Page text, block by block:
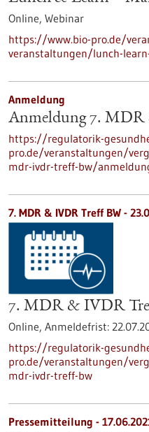
Online, Webinar
https://www.bio-pro.de/
veranstaltungen/lunch-
Anmeldung
Anmeldung 7.
https://regulatorik-
pro.de/veranstaltungen/
mdr-ivdr-treff-bw/
7. MDR & IVDR Treff BW -
7. MDR & IVDR
Online, Anmeldefrist:
https://regulatorik-
pro.de/veranstaltungen/
mdr-ivdr-treff-bw
Pressemitteilung -